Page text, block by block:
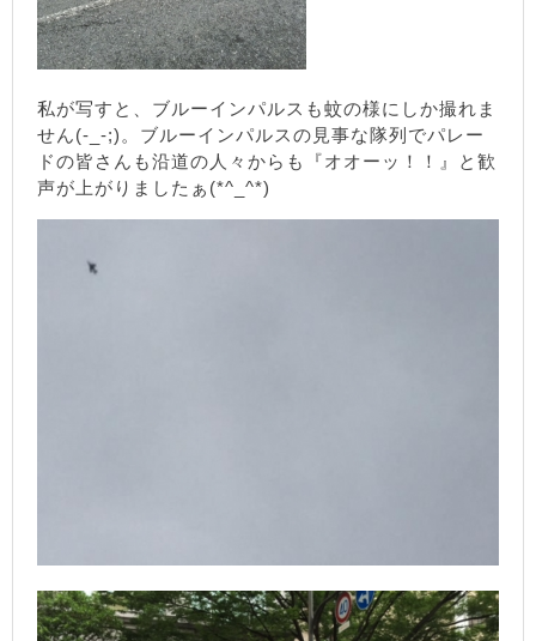
私が写すと、ブルーインパルスも蚊の様にしか撮れま
せん(-_-;)。ブルーインパルスの見事な隊列でパレー
ドの皆さんも沿道の人々からも『オオーッ！！』と歓
声が上がりましたぁ(*^_^*)